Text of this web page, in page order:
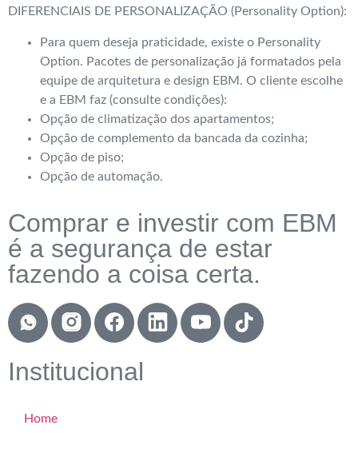
DIFERENCIAIS DE PERSONALIZAÇÃO (Personality Option):
Para quem deseja praticidade, existe o Personality
Option. Pacotes de personalização já formatados pela
equipe de arquitetura e design EBM. O cliente escolhe
e a EBM faz (consulte condições):
Opção de climatização dos apartamentos;
Opção de complemento da bancada da cozinha;
Opção de piso;
Opção de automação.
Comprar e investir com EBM
é a segurança de estar
fazendo a coisa certa.
Institucional
Home